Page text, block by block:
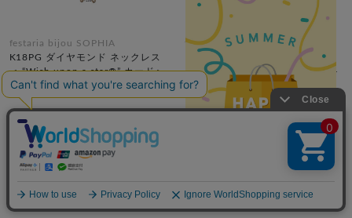
festaria bijou SOPHIA
K18PG ダイヤモンド ネックレス
＜ “Wish upon a star®” カード＞
festaria bijou SOPHIA
K10YG ダイヤモンド ネックレス
＜ “Wish upon a star®” カード＞
¥49,500